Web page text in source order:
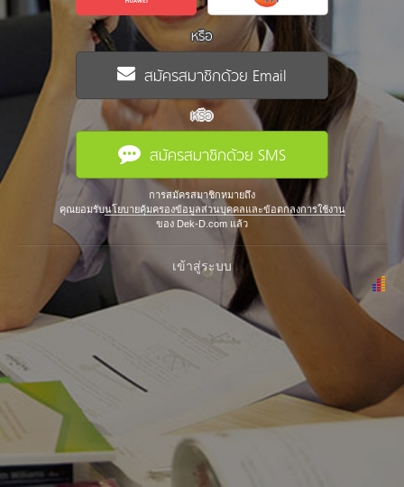
หรือ
สมัครสมาชิกด้วย Email
หรือ
สมัครสมาชิกด้วย SMS
การสมัครสมาชิกหมายถึง
คุณยอมรับนโยบายคุ้มครองข้อมูลส่วนบุคคลและข้อตกลงการใช้งาน
ของ Dek-D.com แล้ว
เข้าสู่ระบบ